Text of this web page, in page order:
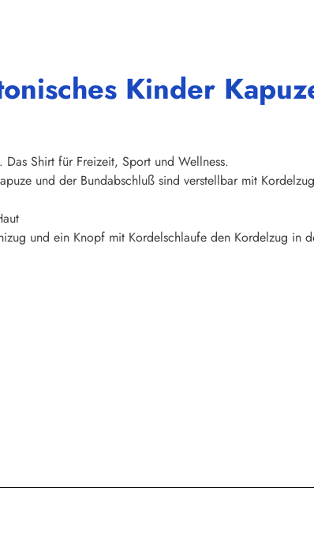
Kinder
Shirt für Freizeit, Sport und Wellness.
und der Bundabschluß sind verstellbar mit
und ein Knopf mit Kordelschlaufe den Kordelzug in